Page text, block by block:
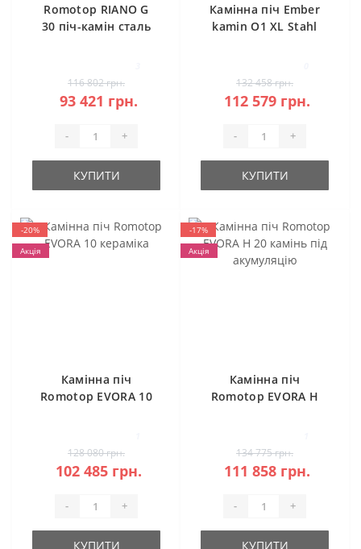
Romotop RIANO G
30 піч-камін сталь
116 802 грн.
93 421 грн.
- +
КУПИТИ
Камінна піч Ember
kamin O1 XL Stahl
132 458 грн.
112 579 грн.
- +
КУПИТИ
-20%
Акція
Камінна піч
Romotop EVORA 10
128 080 грн.
102 485 грн.
- +
КУПИТИ
-17%
Акція
Камінна піч
Romotop EVORA H
134 775 грн.
111 858 грн.
- +
КУПИТИ